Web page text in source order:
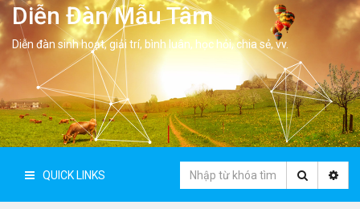
Diễn Đàn Mẫu Tâm
Diễn đàn sinh hoạt, giải trí, bình luân, học hỏi, chia sẻ, vv.
QUICK LINKS